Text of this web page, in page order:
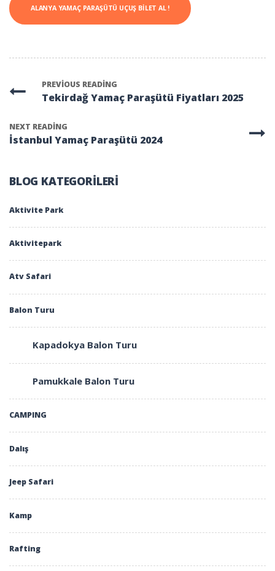
ALANYA YAMAÇ PARAŞÜTÜ UÇUŞ BILET AL !
PREVIOUS READING
Tekirdağ Yamaç Paraşütü Fiyatları 2025
NEXT READING
İstanbul Yamaç Paraşütü 2024
BLOG KATEGORILERI
Aktivite Park
Aktivitepark
Atv Safari
Balon Turu
Kapadokya Balon Turu
Pamukkale Balon Turu
CAMPING
Dalış
Jeep Safari
Kamp
Rafting